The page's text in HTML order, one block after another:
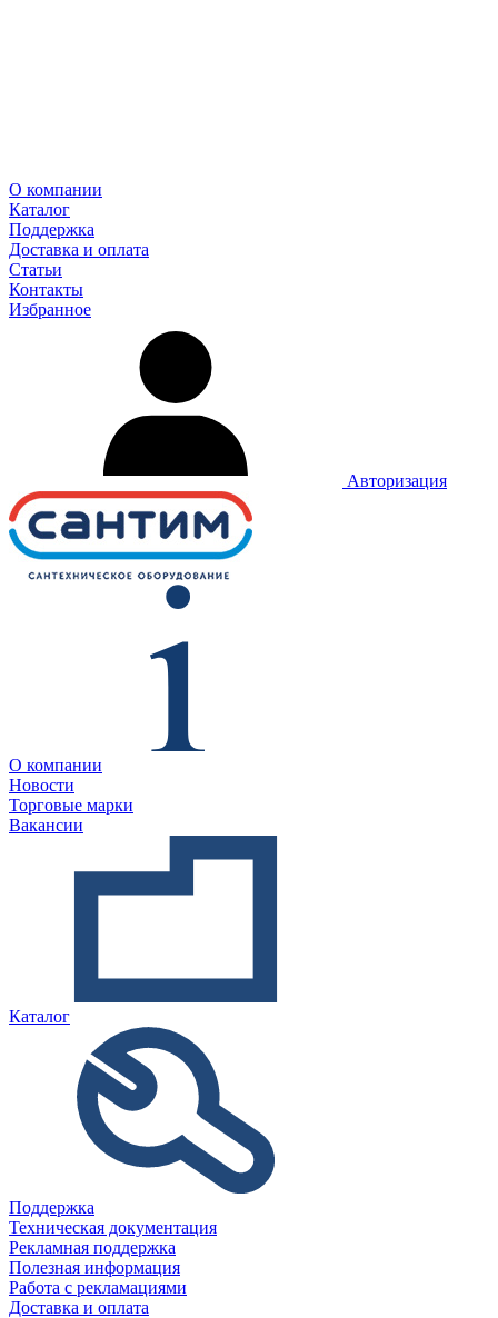
О компании
Каталог
Поддержка
Доставка и оплата
Статьи
Контакты
Избранное
Авторизация
О компании
Новости
Торговые марки
Вакансии
Каталог
Поддержка
Техническая документация
Рекламная поддержка
Полезная информация
Работа с рекламациями
Доставка и оплата